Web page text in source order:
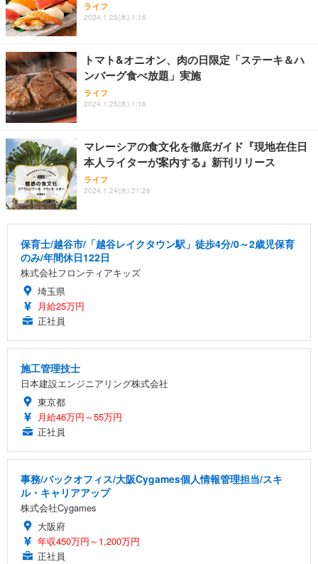
ライフ
2024.1.25(木) 1:16
トマト&オニオン、肉の日限定「ステーキ＆ハ
ンバーグ食べ放題」実施
ライフ
2024.1.25(木) 1:16
マレーシアの食文化を徹底ガイド『現地在住日
本人ライターが案内する』新刊リリース
ライフ
2024.1.24(水) 21:28
保育士/越谷市/「越谷レイクタウン駅」徒歩4分/0～2歳児保育
のみ/年間休日122日
株式会社フロンティアキッズ
埼玉県
月給25万円
正社員
施工管理技士
日本建設エンジニアリング株式会社
東京都
月給46万円～55万円
正社員
事務/バックオフィス/大阪Cygames個人情報管理担当/スキ
ル・キャリアアップ
株式会社Cygames
大阪府
年収450万円～1,200万円
正社員